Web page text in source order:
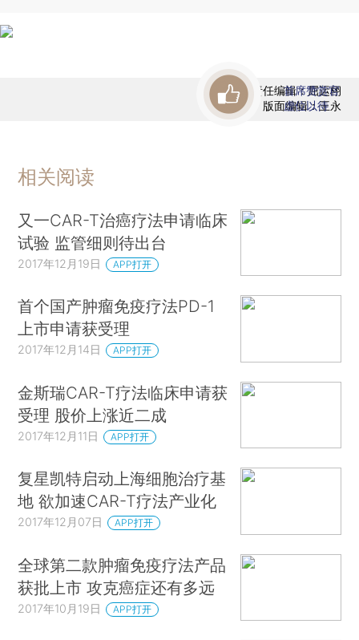
责任编辑：屈运栩
版面编辑：王永
首席赞赏官
虚位以待
相关阅读
又一CAR-T治癌疗法申请临床
试验 监管细则待出台
2017年12月19日 APP打开
首个国产肿瘤免疫疗法PD-1
上市申请获受理
2017年12月14日 APP打开
金斯瑞CAR-T疗法临床申请获
受理 股价上涨近二成
2017年12月11日 APP打开
复星凯特启动上海细胞治疗基
地 欲加速CAR-T疗法产业化
2017年12月07日 APP打开
全球第二款肿瘤免疫疗法产品
获批上市 攻克癌症还有多远
2017年10月19日 APP打开